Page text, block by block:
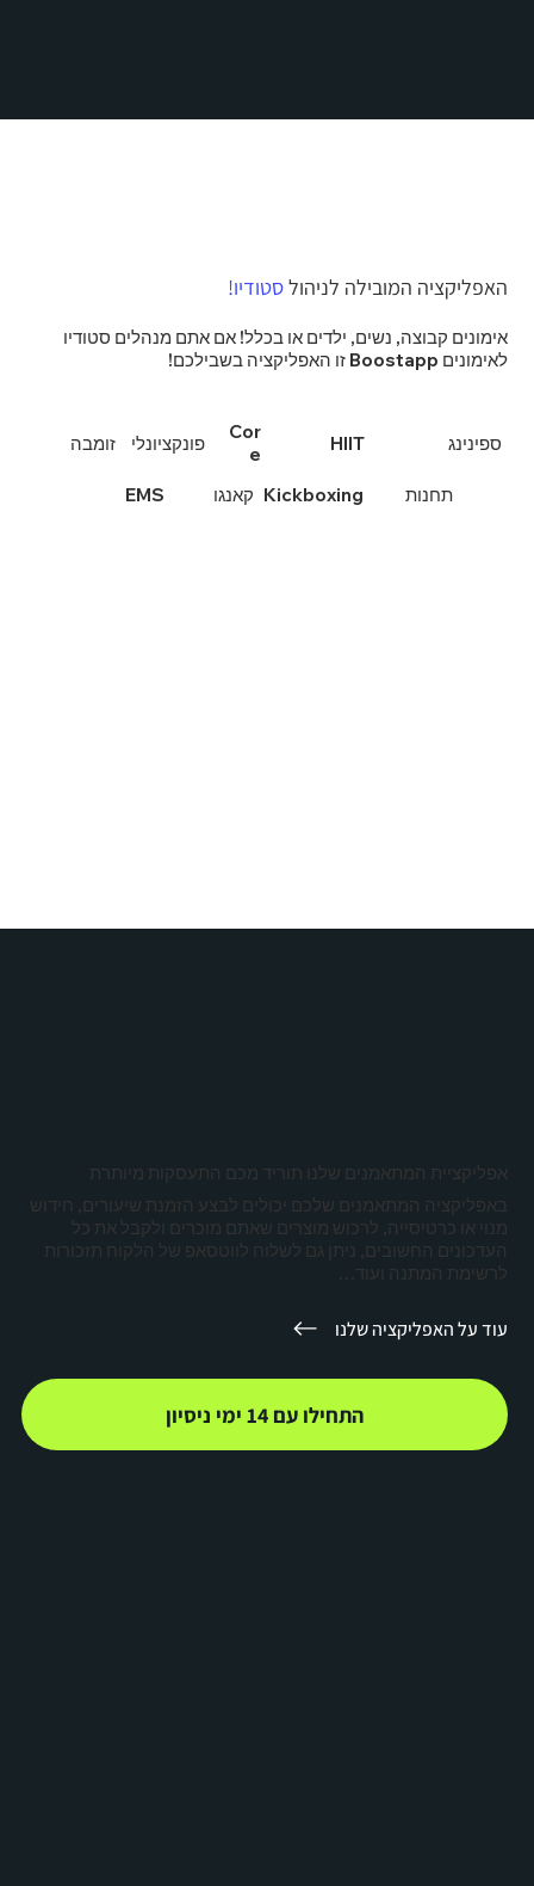
ספינינג HIIT
Cor
e
פונקציונלי זומבה
תחנות Kickboxing קאנגו EMS
האפליקציה המובילה לניהולסטודיו!
אימונים קבוצה, נשים, ילדים או בכלל! אם אתם מנהלים סטודיו
לאימונים Boostapp זו האפליקציה בשבילכם!
אפליקציית המתאמנים שלנו תוריד מכם התעסקות מיותרת
באפליקציה המתאמנים שלכם יכולים לבצע הזמנת שיעורים, חידוש
מנוי או כרטיסייה, לרכוש מוצרים שאתם מוכרים ולקבל את כל
העדכונים החשובים, ניתן גם לשלוח לווטסאפ של הלקוח תזכורות
לרשימת המתנה ועוד…
התחילו עם 14 ימי ניסיון
עוד על האפליקציה שלנו